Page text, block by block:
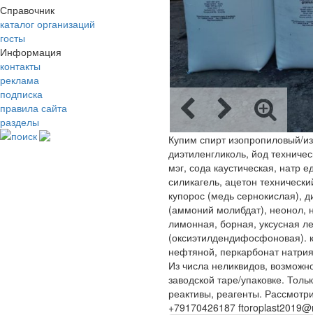
Справочник
каталог организаций
госты
Информация
контакты
реклама
подписка
правила сайта
разделы
поиск
Купим спирт изопропиловый/
диэтиленгликоль, йод
мэг, сода каустическая, натр
силикагель, ацетон
купорос (медь сернокислая),
(аммоний молибдат), неонол,
лимонная, борная, уксусная
нефтяной, перкарбонат
Из числа неликвидов,
заводской таре/упаковке.
реактивы, реагенты.
+79170426187